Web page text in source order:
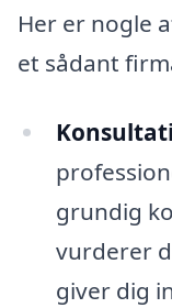
Her er nogle
et sådant
grundig
vurderer
giver dig